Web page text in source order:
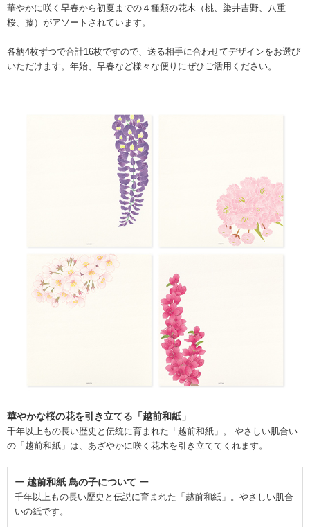
華やかに咲く早春から初夏までの４種類の花木（桃、染井吉野、八重
桜、藤）がアソートされています。
各柄4枚ずつで合計16枚ですので、送る相手に合わせてデザインをお選び
いただけます。年始、早春など様々な便りにぜひご活用ください。
華やかな桜の花を引き立てる「越前和紙」
千年以上もの長い歴史と伝統に育まれた「越前和紙」。 やさしい肌合い
の「越前和紙」は、あざやかに咲く花木を引き立ててくれます。
ー 越前和紙 鳥の子について ー
千年以上もの長い歴史と伝説に育まれた「越前和紙」。やさしい肌合
いの紙です。